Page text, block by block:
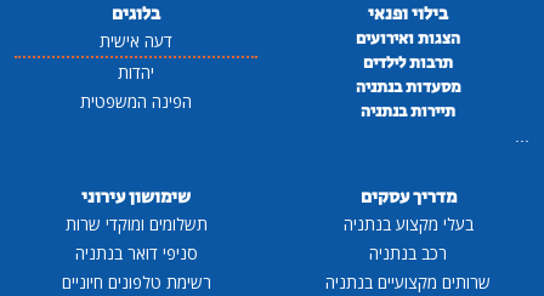
בילוי ופנאי
הצגות ואירועים
תרבות לילדים
מסעדות בנתניה
תיירות בנתניה
...
בלוגים
דעה אישית
יהדות
הפינה המשפטית
מדריך עסקים
בעלי מקצוע בנתניה
רכב בנתניה
שרותים מקצועיים בנתניה
שימושון עירוני
תשלומים ומוקדי שרות
סניפי דואר בנתניה
רשימת טלפונים חיוניים